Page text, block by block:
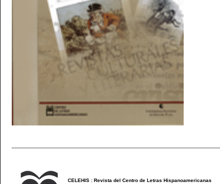
CELEHIS : Revista del Centro de Letras Hispanoamericanas